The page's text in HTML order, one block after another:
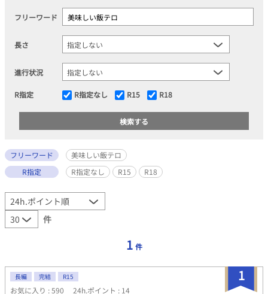
フリーワード
長さ
進行状況
R指定 R指定なし R15 R18
フリーワード
美味しい飯テロ
R指定
R指定なし R15 R18
件
1 件
1
長編 完結 R15
お気に入り : 590 24h.ポイント : 14